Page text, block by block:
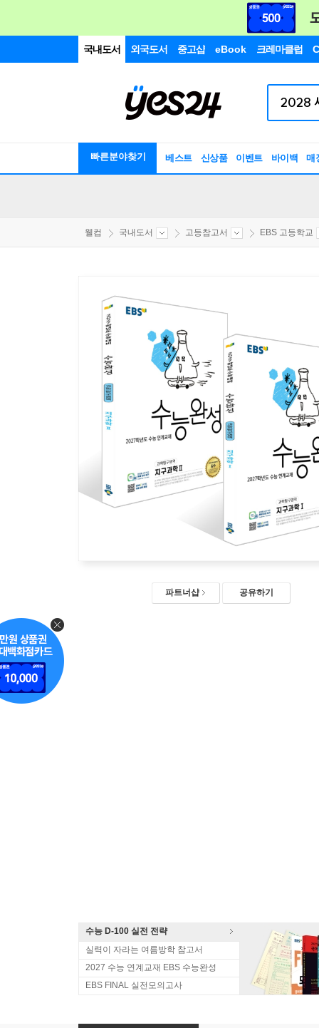
국내도서 외국도서 중고샵 eBook 크레마클럽
빠른분야찾기 베스트 신상품 이벤트 바이백 매
웰컴 국내도서 고등참고서 EBS 고등학교
파트너샵 공유하기
수능 D-100 실전 전략
실력이 자라는 여름방학 참고서
2027 수능 연계교재 EBS 수능완성
EBS FINAL 실전모의고사